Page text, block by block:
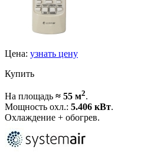
Цена: узнать цену
Купить
На площадь ≈ 55 м2.
Мощность охл.: 5.406 кВт.
Охлаждение + обогрев.